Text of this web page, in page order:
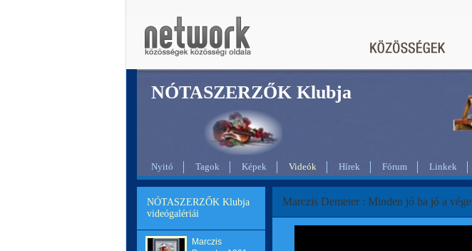
NÓTASZERZŐK Klubja
Nyitó Tagok Képek Videók Hírek Fórum Linkek
NÓTASZERZŐK Klubja
videógalériái
Marczis
Marczis Demeter : Minden jó ha jó a vége